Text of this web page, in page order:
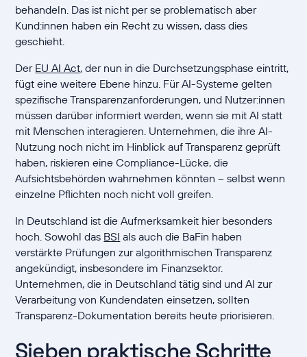
behandeln. Das ist nicht per se problematisch aber
Kund:innen haben ein Recht zu wissen, dass dies
geschieht.
Der EU AI Act, der nun in die Durchsetzungsphase eintritt,
fügt eine weitere Ebene hinzu. Für AI-Systeme gelten
spezifische Transparenzanforderungen, und Nutzer:innen
müssen darüber informiert werden, wenn sie mit AI statt
mit Menschen interagieren. Unternehmen, die ihre AI-
Nutzung noch nicht im Hinblick auf Transparenz geprüft
haben, riskieren eine Compliance-Lücke, die
Aufsichtsbehörden wahrnehmen könnten – selbst wenn
einzelne Pflichten noch nicht voll greifen.
In Deutschland ist die Aufmerksamkeit hier besonders
hoch. Sowohl das BSI als auch die BaFin haben
verstärkte Prüfungen zur algorithmischen Transparenz
angekündigt, insbesondere im Finanzsektor.
Unternehmen, die in Deutschland tätig sind und AI zur
Verarbeitung von Kundendaten einsetzen, sollten
Transparenz-Dokumentation bereits heute priorisieren.
Sieben praktische Schritte